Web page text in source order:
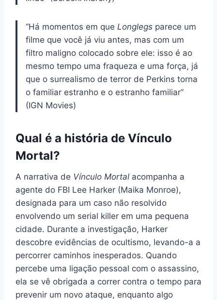
“Há momentos em que Longlegs parece um
filme que você já viu antes, mas com um
filtro maligno colocado sobre ele: isso é ao
mesmo tempo uma fraqueza e uma força, já
que o surrealismo de terror de Perkins torna
o familiar estranho e o estranho familiar”
(IGN Movies)
Qual é a história de Vínculo
Mortal?
A narrativa de Vínculo Mortal acompanha a
agente do FBI Lee Harker (Maika Monroe),
designada para um caso não resolvido
envolvendo um serial killer em uma pequena
cidade. Durante a investigação, Harker
descobre evidências de ocultismo, levando-a a
percorrer caminhos inesperados. Quando
percebe uma ligação pessoal com o assassino,
ela se vê obrigada a correr contra o tempo para
prevenir um novo ataque, enquanto algo